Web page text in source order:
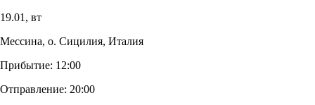
19.01, вт
Мессина, о. Сицилия, Италия
Прибытие: 12:00
Отправление: 20:00